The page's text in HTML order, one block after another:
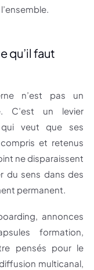
qu’il faut
n’est pas un
C’est un levier
veut que ses
et retenus
ne disparaissent
du sens dans des
permanent.
annonces
formation,
pensés pour le
multicanal,